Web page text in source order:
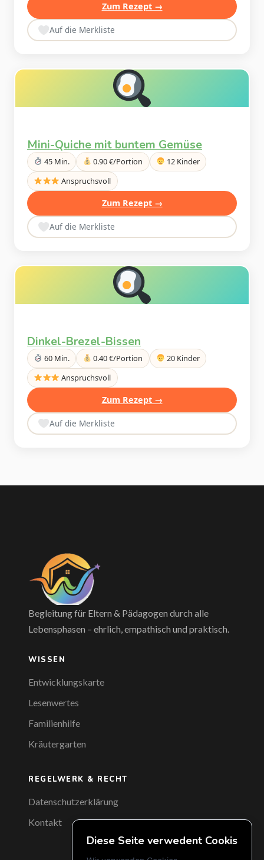
Zum Rezept →
Auf die Merkliste
Mini-Quiche mit buntem Gemüse
45 Min. 0.90 €/Portion
12 Kinder
Anspruchsvoll
Zum Rezept →
Auf die Merkliste
Dinkel-Brezel-Bissen
60 Min. 0.40 €/Portion
20 Kinder
Anspruchsvoll
Zum Rezept →
Auf die Merkliste
Begleitung für Eltern & Pädagogen durch alle
Lebensphasen – ehrlich, empathisch und praktisch.
WISSEN
Entwicklungskarte
Lesenwertes
Familienhilfe
Kräutergarten
REGELWERK & RECHT
Datenschutzerklärung
Kontakt
Diese Seite verwedent Cookis